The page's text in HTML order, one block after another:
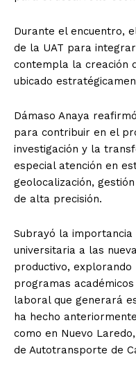
Durante el encuentro,
de la UAT para
contempla la creación
ubicado
Dámaso Anaya
para contribuir en el
investigación y la
especial atención en
geolocalización,
de alta precisión.
Subrayó la
universitaria a las
productivo,
programas
laboral que generará
ha hecho
como en Nuevo
de Autotransporte de